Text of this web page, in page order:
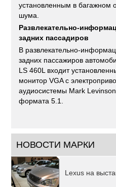
установленным в багажном
шума.
Развлекательно-
задних пассадиров
В развлекательно-
задних пассажиров
LS 460L входит
монитор VGA с
аудиосистемы Mark
формата 5.1.
НОВОСТИ МАРКИ
Lexus на